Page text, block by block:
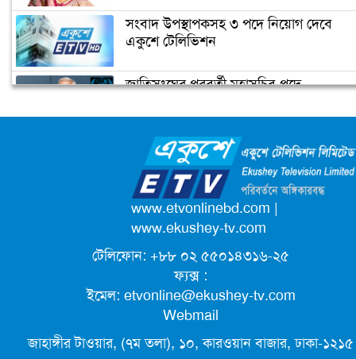
ফ্রান্সের মুসলিমদের আলটিমেটাম দিলেন
ম্যাক্রোঁ
কমলার ইতিহাস
সংবাদ উপস্থাপকসহ ৩ পদে নিয়োগ দেবে
একুশে টেলিভিশন
জাতিসংঘের পরবর্তী মহাসচিব পদে
ক্যাম্পাস অ্যাম্বাসেডর নিয়োগ দিচ্ছে একুশে
টেলিভিশন
পদোন্নতি পেয়ে সচিব হলেন ২ কর্মকর্তা
লিগ্যাল এইডের মাধ্যমে সন্তান ফিরে পেল
সেই কিশোরী মা জুঁই
জেট ফুয়েলের দাম কমলো লিটারে ১৯ টাকা
www.etvonlinebd.com |
www.ekushey-tv.com
টেলিফোন: +৮৮ ০২ ৫৫০১৪৩১৬-২৫
ফ্যক্স :
ইমেল: etvonline@ekushey-tv.com
Webmail
জাহাঙ্গীর টাওয়ার, (৭ম তলা), ১০, কারওয়ান বাজার, ঢাকা-১২১৫